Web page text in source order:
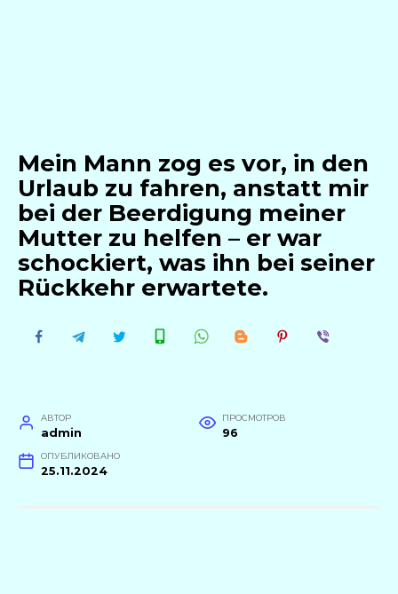
Mein Mann zog es vor, in den
Urlaub zu fahren, anstatt mir
bei der Beerdigung meiner
Mutter zu helfen – er war
schockiert, was ihn bei seiner
Rückkehr erwartete.
АВТОР
admin
ПРОСМОТРОВ
96
ОПУБЛИКОВАНО
25.11.2024